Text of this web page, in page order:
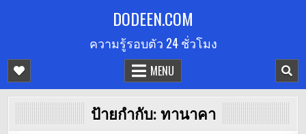
DODEEN.COM
ความรู้รอบตัว 24 ชั่วโมง
MENU
ป้ายกำกับ: ทานาคา